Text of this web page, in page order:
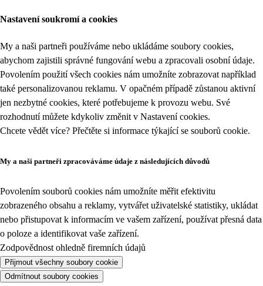
Nastavení soukromí a cookies
My a naši partneři používáme nebo ukládáme soubory cookies,
abychom zajistili správné fungování webu a zpracovali osobní údaje.
Povolením použití všech cookies nám umožníte zobrazovat například
také personalizovanou reklamu. V opačném případě zůstanou aktivní
jen nezbytné cookies, které potřebujeme k provozu webu. Své
rozhodnutí můžete kdykoliv změnit v Nastavení cookies.
Chcete vědět více? Přečtěte si informace týkající se souborů cookie.
My a naši partneři zpracováváme údaje z následujících důvodů
Povolením souborů cookies nám umožníte měřit efektivitu
zobrazeného obsahu a reklamy, vytvářet uživatelské statistiky, ukládat
nebo přistupovat k informacím ve vašem zařízení, používat přesná data
o poloze a identifikovat vaše zařízení.
Zodpovědnost ohledně firemních údajů
Přijmout všechny soubory cookie
Odmítnout soubory cookies